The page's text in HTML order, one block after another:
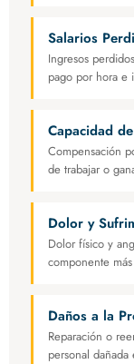
Salarios
Ingresos
pago por hora e
Capacidad
Compensación
de trabajar o
Dolor y
Dolor físico y
componente
Daños a la
Reparación o
personal